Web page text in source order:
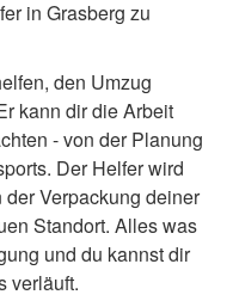
in Grasberg zu
den Umzug
kann dir die Arbeit
- von der Planung
Der Helfer wird
Verpackung deiner
Standort. Alles was
und du kannst dir
verläuft.